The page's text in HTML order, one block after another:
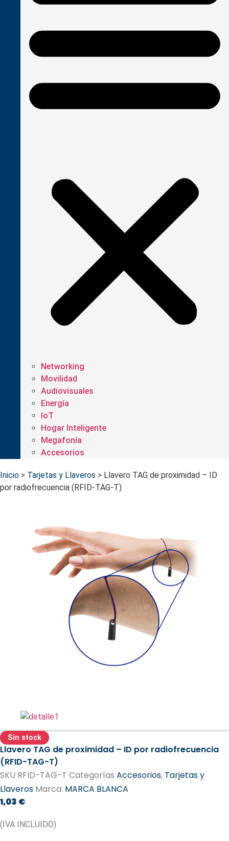
Networking
Movilidad
Audiovisuales
Energía
IoT
Hogar Inteligente
Megafonía
Accesorios
Inicio > Tarjetas y Llaveros > Llavero TAG de proximidad – ID
por radiofrecuencia (RFID-TAG-T)
Sin stock
Llavero TAG de proximidad – ID por radiofrecuencia
(RFID-TAG-T)
SKU RFID-TAG-T Categorías Accesorios, Tarjetas y
Llaveros Marca: MARCA BLANCA
1,03 €
(IVA INCLUIDO)